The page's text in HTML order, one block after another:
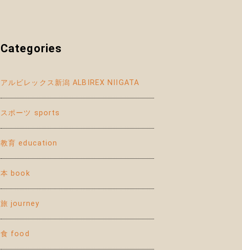
Categories
アルビレックス新潟 ALBIREX NIIGATA
スポーツ sports
教育 education
本 book
旅 journey
食 food